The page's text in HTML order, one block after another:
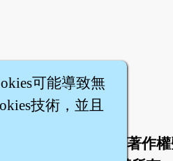
著作權
可能導致無
技術，並且